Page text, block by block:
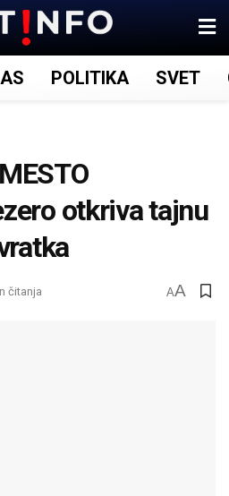
POLITIKA SVET
otkriva tajnu
čitanja AA